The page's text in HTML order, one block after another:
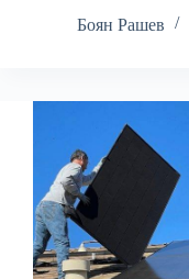
Боян Рашев